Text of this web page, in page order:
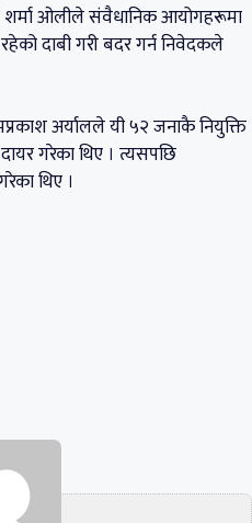
शर्मा ओलीले संवैधानिक आयोगहरूमा
दाबी गरी बदर गर्न निवेदकले
अर्यालले यी ५२ जनाकै नियुक्ति
गरेका थिए । त्यसपछि
थिए ।